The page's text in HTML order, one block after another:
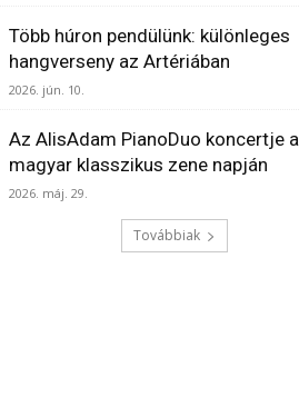
Több húron pendülünk: különleges
hangverseny az Artériában
2026. jún. 10.
Az AlisAdam PianoDuo koncertje a
magyar klasszikus zene napján
2026. máj. 29.
Továbbiak